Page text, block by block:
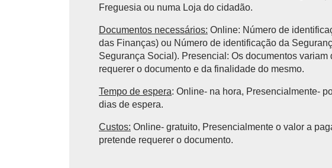
Freguesia ou numa Loja do cidadão.
Documentos necessários: Online: Número de
das Finanças) ou Número de identificação da
Segurança Social). Presencial: Os documentos
requerer o documento e da finalidade do mesmo.
Tempo de espera: Online- na hora, Presencialmente-
dias de espera.
Custos: Online- gratuito, Presencialmente o valor a
pretende requerer o documento.